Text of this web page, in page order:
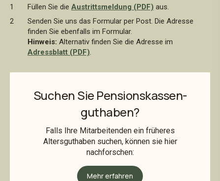
Füllen Sie die Austrittsmeldung (PDF) aus.
Senden Sie uns das Formular per Post. Die Adresse
finden Sie ebenfalls im Formular.
Hinweis: Alternativ finden Sie die Adresse im
Adressblatt (PDF).
Suchen Sie Pensionskassen-
guthaben?
Falls Ihre Mitarbeitenden ein früheres
Altersguthaben suchen, können sie hier
nachforschen:
Mehr erfahren